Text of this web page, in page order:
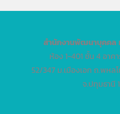
สำนักงานพัฒนาบุคคล
ห้อง 1-401 ชั้น 4 อาค
52/347 ม.เมืองเอก ถ.พหล
จ.ปทุมธานี